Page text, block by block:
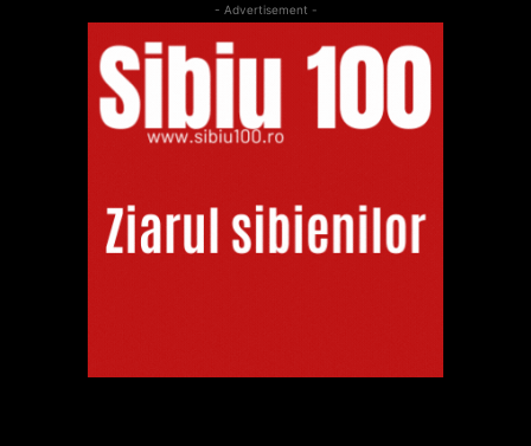
- Advertisement -